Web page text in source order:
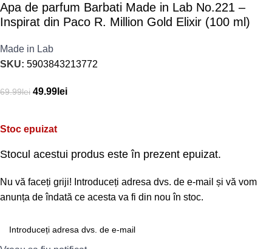
Apa de parfum Barbati Made in Lab No.221 –
Inspirat din Paco R. Million Gold Elixir (100 ml)
Made in Lab
SKU: 5903843213772
69.99lei 49.99 lei
Stoc epuizat
Stocul acestui produs este în prezent epuizat.
Nu vă faceți griji! Introduceți adresa dvs. de e-mail și vă vom
anunța de îndată ce acesta va fi din nou în stoc.